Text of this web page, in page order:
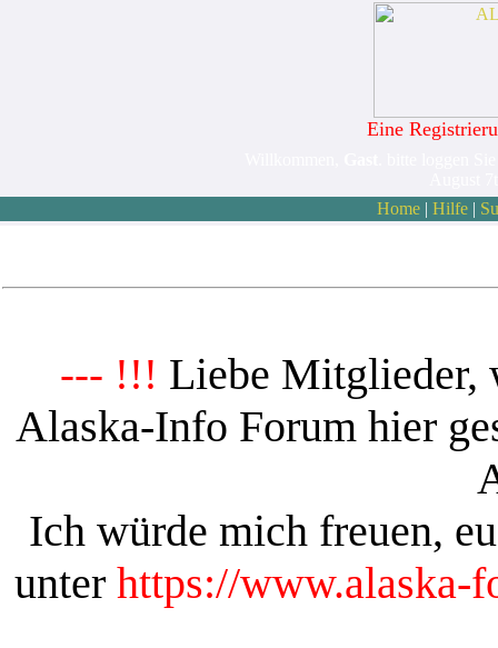
Eine
Home| Hilfe|
--- !!! Liebe Mitglieder,
Alaska-Info Forum hier
Ich würde mich freuen,
unter https://www.alaska-